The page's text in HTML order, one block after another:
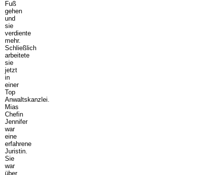
Fuß
gehen
und
sie
verdiente
mehr.
Schließlich
arbeitete
sie
jetzt
in
einer
Top
Anwaltskanzlei.
Mias
Chefin
Jennifer
war
eine
erfahrene
Juristin.
Sie
war
über